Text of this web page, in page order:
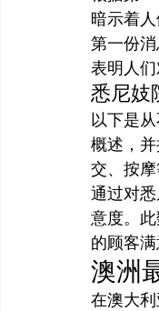
暗示着
第一份
表明人
悉尼妓
以下是
概述，
交、按
通过对
意度。
的顾客满
澳洲
在澳大利